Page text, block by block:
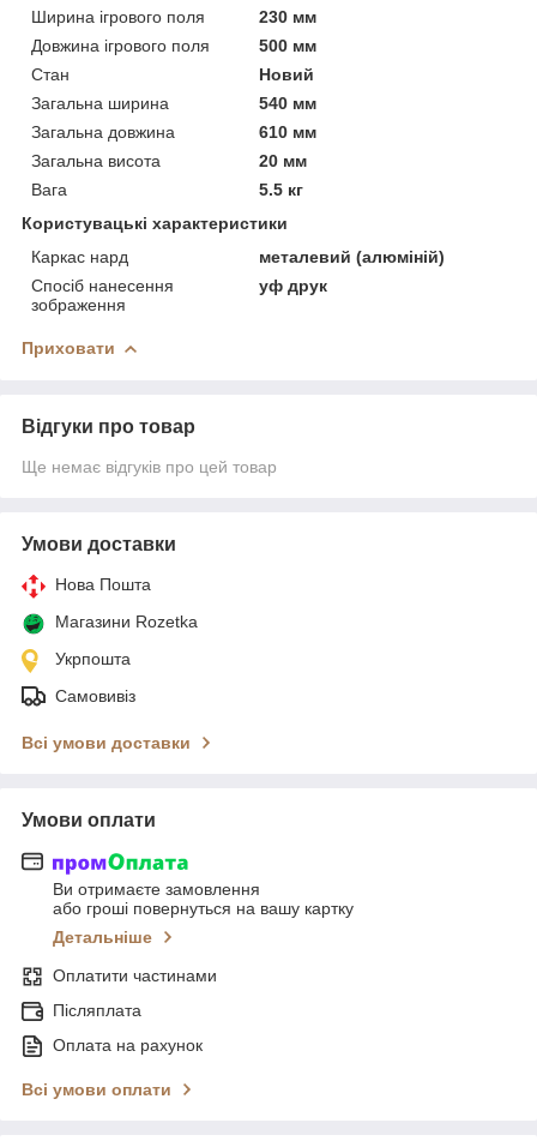
Ширина ігрового поля
230 мм
Довжина ігрового поля
500 мм
Стан
Новий
Загальна ширина
540 мм
Загальна довжина
610 мм
Загальна висота
20 мм
Вага
5.5 кг
Користувацькі характеристики
Каркас нард
металевий (алюміній)
Спосіб нанесення
зображення
уф друк
Приховати
Відгуки про товар
Ще немає відгуків про цей товар
Умови доставки
Нова Пошта
Магазини Rozetka
Укрпошта
Самовивіз
Всі умови доставки
Умови оплати
Ви отримаєте замовлення
або гроші повернуться на вашу картку
Детальніше
Оплатити частинами
Післяплата
Оплата на рахунок
Всі умови оплати